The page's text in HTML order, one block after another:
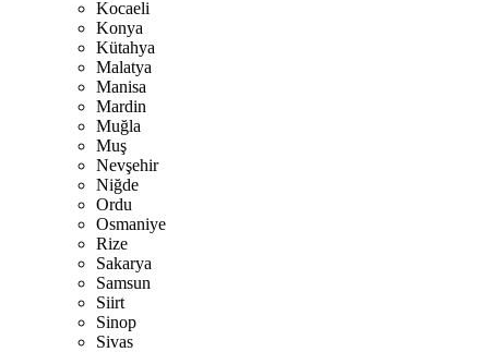
Kocaeli
Konya
Kütahya
Malatya
Manisa
Mardin
Muğla
Muş
Nevşehir
Niğde
Ordu
Osmaniye
Rize
Sakarya
Samsun
Siirt
Sinop
Sivas